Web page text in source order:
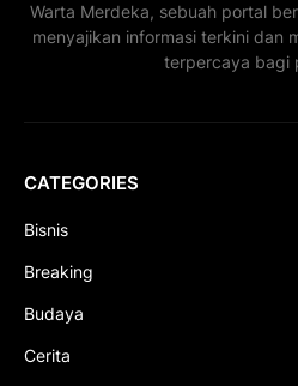
Warta Merdeka, sebuah portal
menyajikan informasi terkini dan
terpercaya bagi
CATEGORIES
Bisnis
Breaking
Budaya
Cerita